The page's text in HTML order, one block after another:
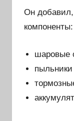
Он добавил,
компоненты:
шаровые